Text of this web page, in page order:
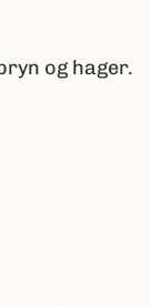
og hager.